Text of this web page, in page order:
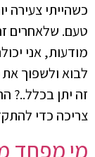
כשהייתי צעירה
טעם. שלאחרים
מודעות, אני
לבוא ולשפוך את
זה יתן בכלל..?
צריכה כדי
מי מפחד